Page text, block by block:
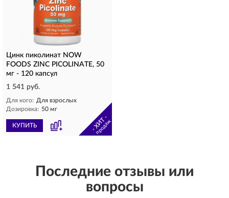
Цинк пиколинат NOW
FOODS ZINC PICOLINATE, 50
мг - 120 капсул
1 541 руб.
Для кого: Для взрослых
Дозировка: 50 мг
КУПИТЬ - ХИТ -
продаж
Последние отзывы или
вопросы